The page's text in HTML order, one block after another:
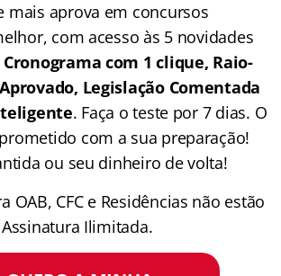
mais aprova em concursos
com acesso às 5 novidades
Cronograma com 1 clique, Raio-
Legislação Comentada
. Faça o teste por 7 dias. O
com a sua preparação!
ou seu dinheiro de volta!
OAB, CFC e Residências não estão
Ilimitada.